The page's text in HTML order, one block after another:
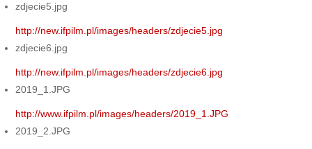
zdjecie5.jpg
http://new.ifpilm.pl/images/headers/zdjecie5.jpg
zdjecie6.jpg
http://new.ifpilm.pl/images/headers/zdjecie6.jpg
2019_1.JPG
http://www.ifpilm.pl/images/headers/2019_1.JPG
2019_2.JPG